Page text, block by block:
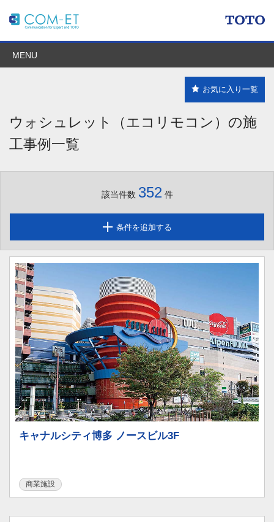
MENU
お気に入り一覧
ウォシュレット（エコリモコン）の施
工事例一覧
該当件数 352件
条件を追加する
キャナルシティ博多 ノースビル3F
商業施設